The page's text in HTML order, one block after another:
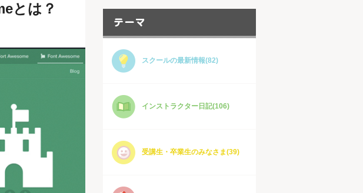
とは？
スクールの最新情報(82)
インストラクター日記(106)
受講生・卒業生のみなさま(39)